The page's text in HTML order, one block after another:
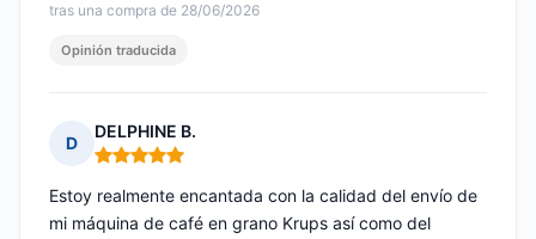
tras una compra de 28/06/2026
Opinión traducida
D
DELPHINE B.
Nota: 5 de 5
Estoy realmente encantada con la calidad del envío de
mi máquina de café en grano Krups así como del